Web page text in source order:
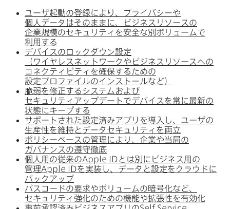
ユーザ起動の​登録に​より、​プライバシーや​
個人データは​そのままに、​ビジネスリソースの​
企業規模の​セキュリティを​安全な​別ボリュームで​
利用する
デバイスの​ロックダウン設定​
（ワイヤレスネットワークや​ビジネスリソースへの​
コネクティビティを​確保する​ための​
設定プロファイルの​インストールなど）
脆弱を​修正する​システムおよび​
セキュリティアップデートで​デバイスを​常に​最新の​
状態に​キープする
サポートされた​設定済みアプリを​導入し、​ユーザの​
生産性を​維持と​データセキュリティを​両立
ポリシーベースの​管理に​より、​企業や​当局の​
ガバナンスの​遵守徹底
個人用の​従来のApple IDとは​別に​ビジネス用の​
管理Apple IDを​実装し、​データと​設定を​クラウドに​
バックアップ
パスコードの​要求や​ボリュームの​暗号化など、​
セキュリティ強化の​ための​機能や​拡張性を​有効化